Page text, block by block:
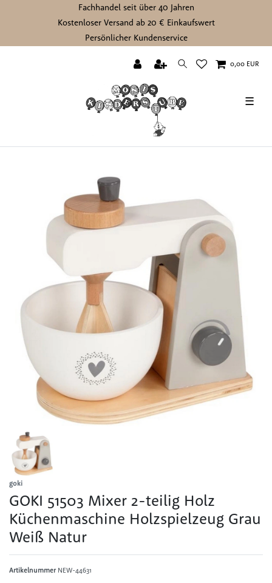
Fachhandel seit über 40 Jahren
Kostenloser Versand ab 20 € Einkaufswert
Persönlicher Kundenservice
0,00 EUR
☰
goki
GOKI 51503 Mixer 2-teilig Holz
Küchenmaschine Holzspielzeug Grau
Weiß Natur
Artikelnummer NEW-44631